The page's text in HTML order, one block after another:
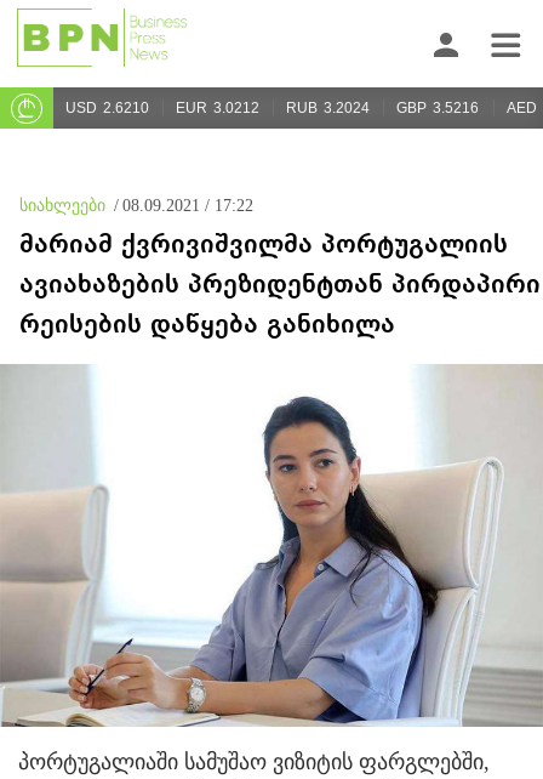
USD 2.6210 EUR 3.0212 RUB 3.2024 GBP 3.5216 AED
სიახლეები / 08.09.2021 / 17:22
მარიამ ქვრივიშვილმა პორტუგალიის
ავიახაზების პრეზიდენტთან პირდაპირი
რეისების დაწყება განიხილა
პორტუგალიაში სამუშაო ვიზიტის ფარგლებში,